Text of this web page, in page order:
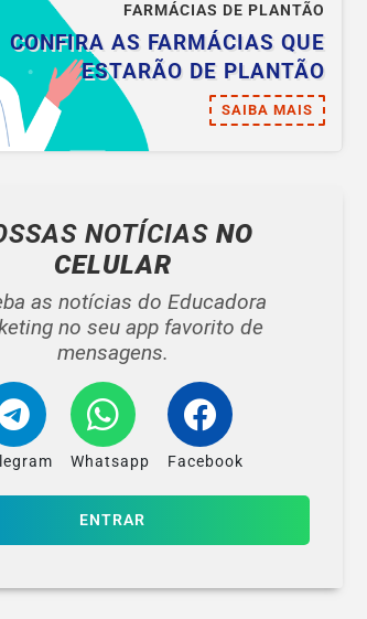
FARMÁCIAS DE PLANTÃO
CONFIRA AS FARMÁCIAS QUE
ESTARÃO DE PLANTÃO
SAIBA MAIS
NOTÍCIASNO
CELULAR
as notícias do Educadora
no seu app favorito de
mensagens.
Whatsapp Facebook
ENTRAR